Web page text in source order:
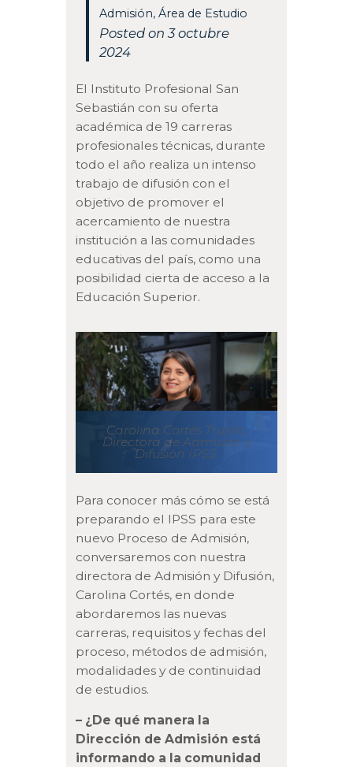
Admisión,Área de Estudio
Posted on 3 octubre
2024
El Instituto Profesional San
Sebastián con su oferta
académica de 19 carreras
profesionales técnicas, durante
todo el año realiza un intenso
trabajo de difusión con el
objetivo de promover el
acercamiento de nuestra
institución a las comunidades
educativas del país, como una
posibilidad cierta de acceso a la
Educación Superior.
Carolina Cortés Trujillo,
Directora de Admisión y
Difusión IPSS.
Para conocer más cómo se está
preparando el IPSS para este
nuevo Proceso de Admisión,
conversaremos con nuestra
directora de Admisión y Difusión,
Carolina Cortés, en donde
abordaremos las nuevas
carreras, requisitos y fechas del
proceso, métodos de admisión,
modalidades y de continuidad
de estudios.
– ¿De qué manera la
Dirección de Admisión está
informando a la comunidad